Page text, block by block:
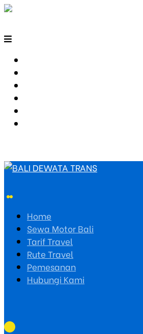
Home
Sewa Motor Bali
Tarif Travel
Rute Travel
Pemesanan
Hubungi Kami